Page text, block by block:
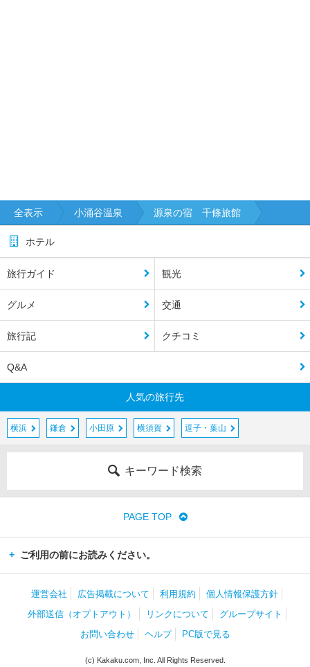
全表示 小涌谷温泉 源泉の宿 千條旅館
ホテル
旅行ガイド 観光
グルメ 交通
旅行記 クチコミ
Q&A
人気の旅行先
横浜 鎌倉 小田原 横須賀 逗子・葉山
キーワード検索
PAGE TOP
ご利用の前にお読みください。
運営会社 広告掲載について 利用規約
個人情報保護方針
外部送信（オプトアウト）
リンクについて
グループサイト
お問い合わせ
ヘルプ PC版で見る
(c) Kakaku.com, Inc. All Rights Reserved.